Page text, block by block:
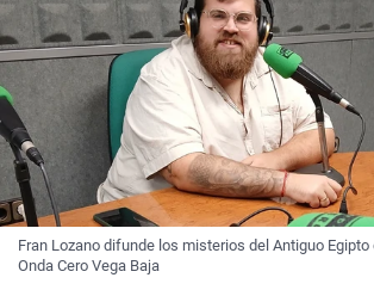
Fran Lozano difunde los misterios del Antiguo Egipto
Onda Cero Vega Baja